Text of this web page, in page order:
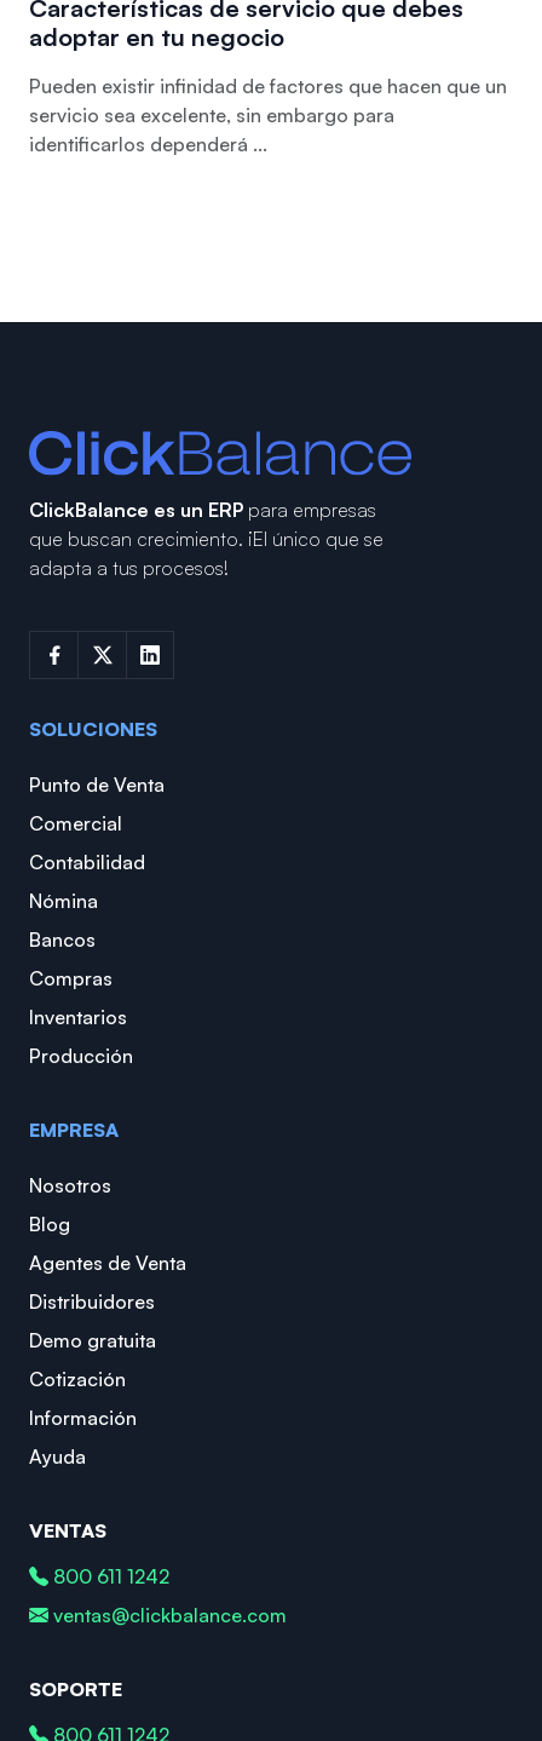
Características de servicio que debes
adoptar en tu negocio
Pueden existir infinidad de factores que hacen que un
servicio sea excelente, sin embargo para
identificarlos dependerá ...
ClickBalance es un ERP para empresas
que buscan crecimiento. ¡El único que se
adapta a tus procesos!
SOLUCIONES
Punto de Venta
Comercial
Contabilidad
Nómina
Bancos
Compras
Inventarios
Producción
EMPRESA
Nosotros
Blog
Agentes de Venta
Distribuidores
Demo gratuita
Cotización
Información
Ayuda
VENTAS
800 611 1242
ventas@clickbalance.com
SOPORTE
800 611 1242